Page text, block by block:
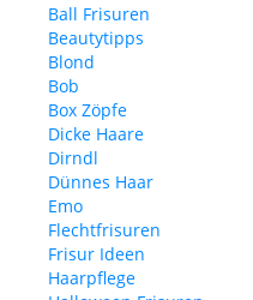
Ball Frisuren
Beautytipps
Blond
Bob
Box Zöpfe
Dicke Haare
Dirndl
Dünnes Haar
Emo
Flechtfrisuren
Frisur Ideen
Haarpflege